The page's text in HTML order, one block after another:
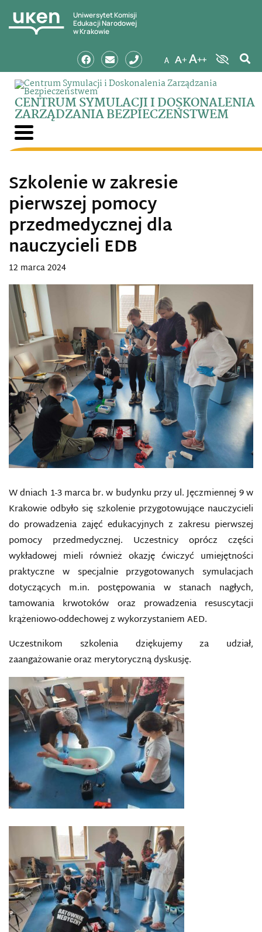
Uniwersytet Komisji
Edukacji Narodowej
w Krakowie
CENTRUM SYMULACJI I DOSKONALENIA
ZARZĄDZANIA BEZPIECZEŃSTWEM
Szkolenie w zakresie
pierwszej pomocy
przedmedycznej dla
nauczycieli EDB
12 marca 2024
W dniach 1-3 marca br. w budynku przy ul. Jęczmiennej 9 w
Krakowie odbyło się szkolenie przygotowujące nauczycieli
do prowadzenia zajęć edukacyjnych z zakresu pierwszej
pomocy przedmedycznej. Uczestnicy oprócz części
wykładowej mieli również okazję ćwiczyć umiejętności
praktyczne w specjalnie przygotowanych symulacjach
dotyczących m.in. postępowania w stanach nagłych,
tamowania krwotoków oraz prowadzenia resuscytacji
krążeniowo-oddechowej z wykorzystaniem AED.
Uczestnikom szkolenia dziękujemy za udział,
zaangażowanie oraz merytoryczną dyskusję.